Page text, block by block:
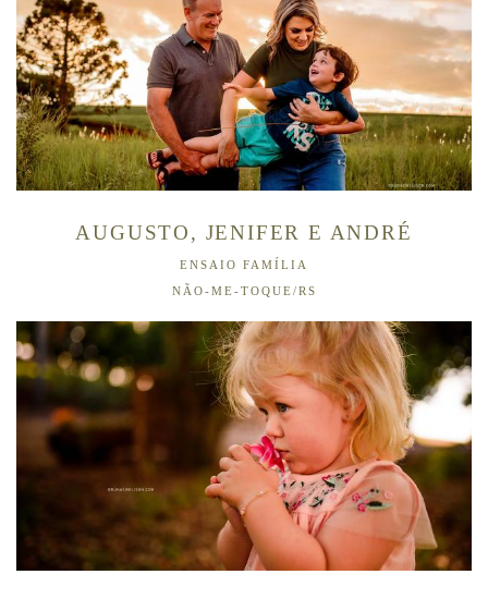
AUGUSTO, JENIFER E ANDRÉ
ENSAIO FAMÍLIA
NÃO-ME-TOQUE/RS